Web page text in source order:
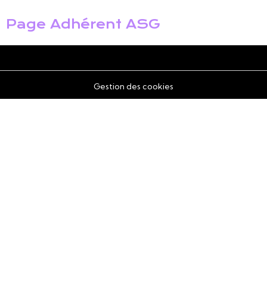
Page Adhérent ASG
Gestion des cookies